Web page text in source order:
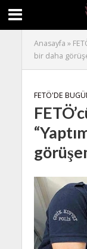
Anasayfa »
bir daha
FETÖ'DE